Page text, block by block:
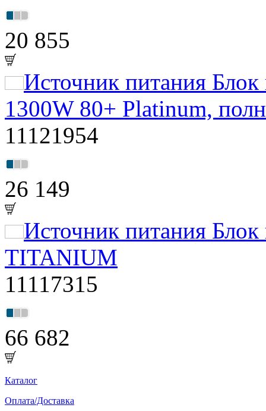
20 855
Источник питания
1300W 80+ Platinum,
11121954
26 149
Источник питания
TITANIUM
11117315
66 682
Каталог
Оплата/Доставка